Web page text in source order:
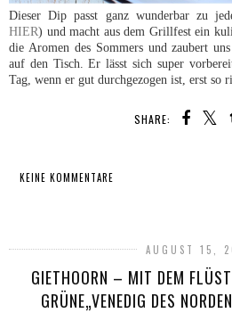
Dieser Dip passt ganz wunderbar zu
HIER) und macht aus dem Grillfest ein
die Aromen des Sommers und zaubert
auf den Tisch. Er lässt sich super
Tag, wenn er gut durchgezogen ist, erst so
SHARE:
KEINE KOMMENTARE
AUGUST 15,
GIETHOORN – MIT DEM
GRÜNE„VENEDIG DES